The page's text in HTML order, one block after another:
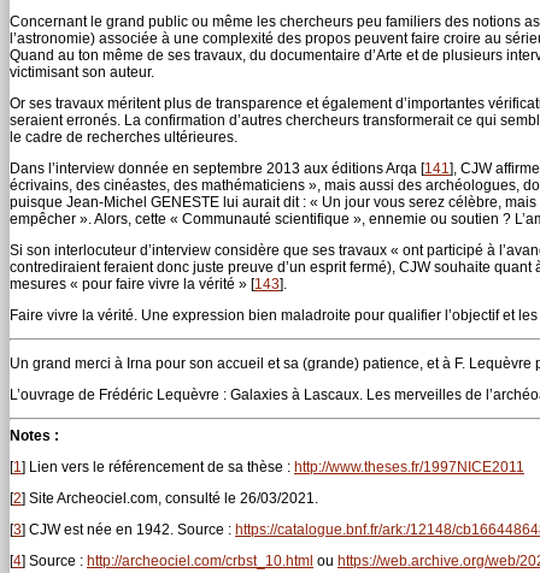
Concernant le grand public ou même les chercheurs peu familiers des notions
l’astronomie) associée à une complexité des propos peuvent faire croire au
Quand au ton même de ses travaux, du documentaire d’Arte et de plusieurs
victimisant son auteur.
Or ses travaux méritent plus de transparence et également d’importantes
seraient erronés. La confirmation d’autres chercheurs transformerait ce qui
le cadre de recherches ultérieures.
Dans l’interview donnée en septembre 2013 aux éditions Arqa [141 ] , CJW
écrivains, des cinéastes, des mathématiciens », mais aussi des archéologues,
puisque Jean-Michel GENESTE lui aurait dit : « Un jour vous serez célèbre,
empêcher ». Alors, cette « Communauté scientifique », ennemie ou soutien ?
Si son interlocuteur d’interview considère que ses travaux « ont participé à
contrediraient feraient donc juste preuve d’un esprit fermé), CJW souhaite
mesures « pour faire vivre la vérité » [143]
Faire vivre la vérité. Une expression bien maladroite pour qualifier l’objectif et
Un grand merci à Irna pour son accueil et sa (grande) patience, et à F.
L’ouvrage de Frédéric Lequèvre : Galaxies à Lascaux. Les merveilles de
Notes :
[1 ] Lien vers le référencement de sa thèse : http://www.theses.fr/1997NICE2011
[2] Site Archeociel.com, consulté le 26/03/2021.
[3] CJW est née en 1942. Source : https://catalogue.bnf.fr/ark:/12148/
[4] Source : http://archeociel.com/crbst_10.html ou https://web.archive.org/web/